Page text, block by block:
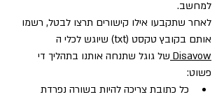
למחשב.
לאחר שתקבעו אילו קישורים תרצו לבטל, רשמו
אותם בקובץ טקסט (txt) שיוגש לכלי ה
Disavow של גוגל שתנחה אותנו בתהליך די
פשוט:
כל כתובת צריכה להיות בשורה נפרדת